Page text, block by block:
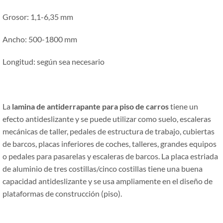
Grosor: 1,1-6,35 mm
Ancho: 500-1800 mm
Longitud: según sea necesario
La lamina de antiderrapante para piso de carrostiene un
efecto antideslizante y se puede utilizar como suelo, escaleras
mecánicas de taller, pedales de estructura de trabajo, cubiertas
de barcos, placas inferiores de coches, talleres, grandes equipos
o pedales para pasarelas y escaleras de barcos. La placa estriada
de aluminio de tres costillas/cinco costillas tiene una buena
capacidad antideslizante y se usa ampliamente en el diseño de
plataformas de construcción (piso).